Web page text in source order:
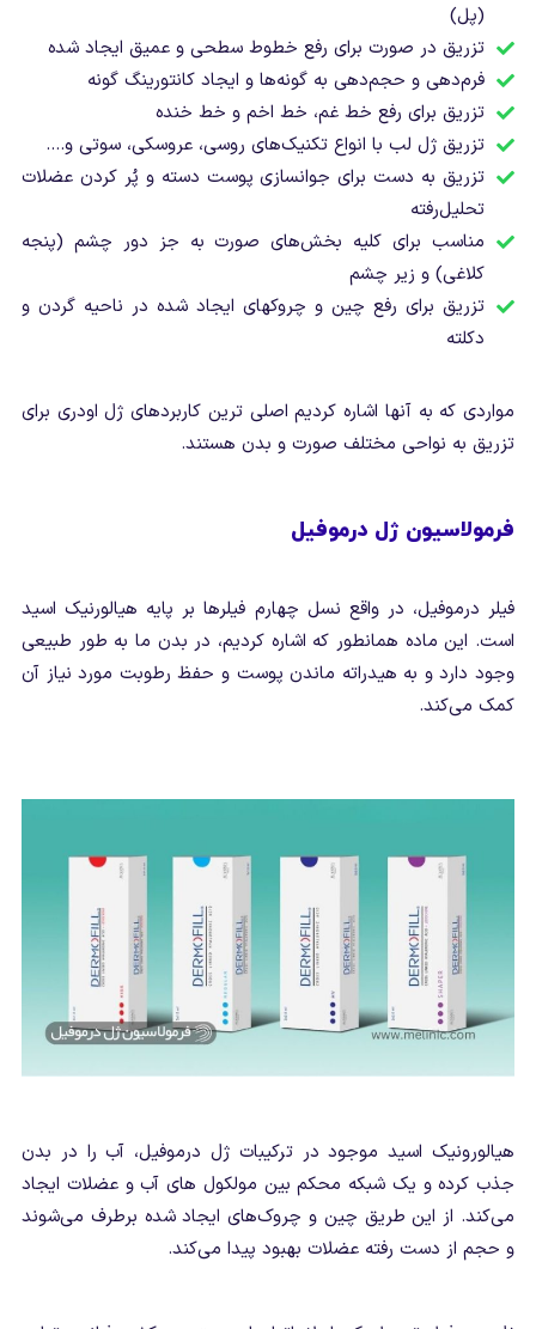
(پل)
تزریق در صورت برای رفع خطوط سطحی و عمیق ایجاد شده
فرم‌دهی و حجم‌دهی به گونه‌ها و ایجاد کانتورینگ گونه
تزریق برای رفع خط غم، خط اخم و خط خنده
تزریق ژل لب با انواع تکنیک‌های روسی، عروسکی، سوتی و….
تزریق به دست برای جوانسازی پوست دسته و پُر کردن عضلات
تحلیل‌رفته
مناسب برای کلیه بخش‌های صورت به جز دور چشم (پنجه
کلاغی) و زیر چشم
تزریق برای رفع چین و چروک‎های ایجاد شده در ناحیه گردن و
دکلته
مواردی که به آنها اشاره کردیم اصلی ترین کاربردهای ژل اودری برای
تزریق به نواحی مختلف صورت و بدن هستند.
فرمولاسیون ژل درموفیل
فیلر درموفیل، در واقع نسل چهارم فیلرها بر پایه هیالورنیک اسید
است. این ماده همانطور که اشاره کردیم، در بدن ما به طور طبیعی
وجود دارد و به هیدراته ماندن پوست و حفظ رطوبت مورد نیاز آن
کمک می‌کند.
هیالورونیک اسید موجود در ترکیبات ژل درموفیل، آب را در بدن
جذب کرده و یک شبکه محکم بین مولکول های آب و عضلات ایجاد
می‌کند. از این طریق چین و چروک‌های ایجاد شده برطرف می‌شوند
و حجم از دست رفته عضلات بهبود پیدا می‌کند.